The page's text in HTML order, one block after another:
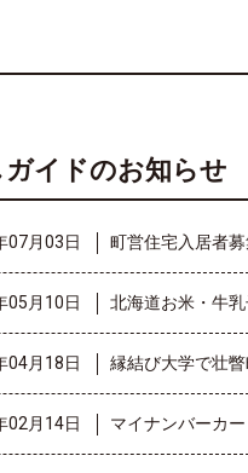
イドのお知らせ
07月03日 町営住宅入居者
05月10日 北海道お米・牛
04月18日 縁結び大学で壮
02月14日 マイナンバーカ